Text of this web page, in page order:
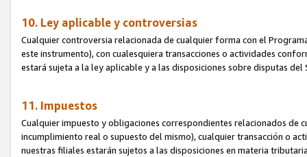
10. Ley aplicable y controversias
Cualquier controversia relacionada de cualquier forma con el
este instrumento), con cualesquiera transacciones o actividades
estará sujeta a la ley aplicable y a las disposiciones sobre disputas
11. Impuestos
Cualquier impuesto y obligaciones correspondientes relacionados de
incumplimiento real o supuesto del mismo), cualquier transacción o
nuestras filiales estarán sujetos a las disposiciones en materia